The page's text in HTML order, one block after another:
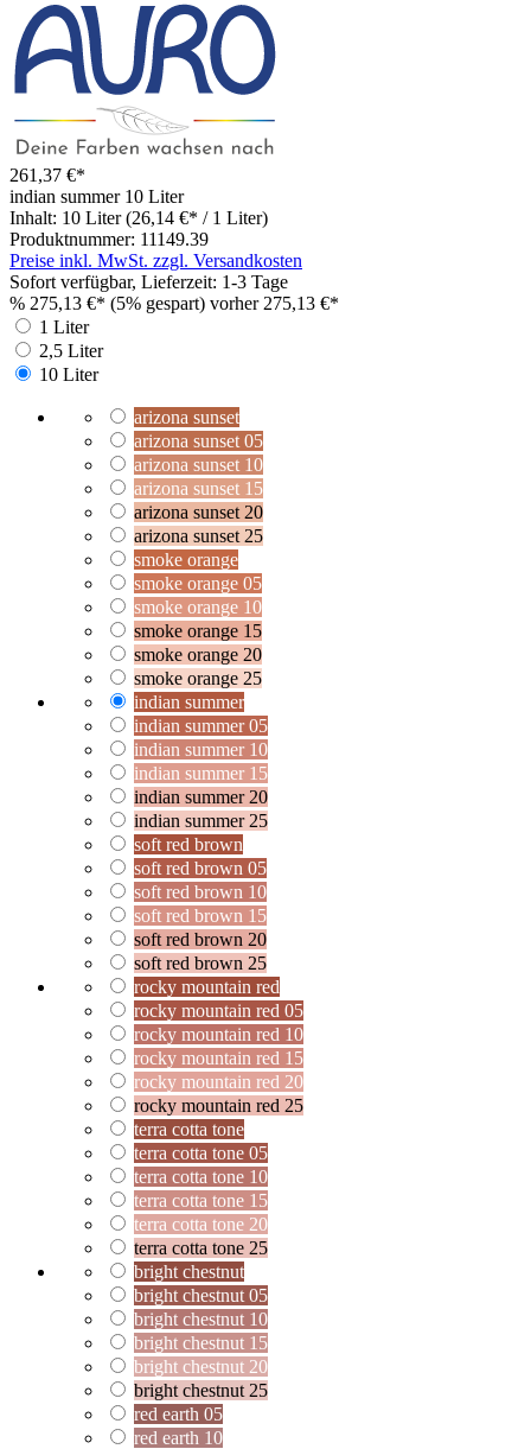
261,37 €*
indian summer 10 Liter
Inhalt: 10 Liter (26,14 €* / 1 Liter)
Produktnummer: 11149.39
Preise inkl. MwSt. zzgl. Versandkosten
Sofort verfügbar, Lieferzeit: 1-3 Tage
% 275,13 €* (5% gespart) vorher 275,13 €*
1 Liter
2,5 Liter
10 Liter
arizona sunset
arizona sunset 05
arizona sunset 10
arizona sunset 15
arizona sunset 20
arizona sunset 25
smoke orange
smoke orange 05
smoke orange 10
smoke orange 15
smoke orange 20
smoke orange 25
indian summer
indian summer 05
indian summer 10
indian summer 15
indian summer 20
indian summer 25
soft red brown
soft red brown 05
soft red brown 10
soft red brown 15
soft red brown 20
soft red brown 25
rocky mountain red
rocky mountain red 05
rocky mountain red 10
rocky mountain red 15
rocky mountain red 20
rocky mountain red 25
terra cotta tone
terra cotta tone 05
terra cotta tone 10
terra cotta tone 15
terra cotta tone 20
terra cotta tone 25
bright chestnut
bright chestnut 05
bright chestnut 10
bright chestnut 15
bright chestnut 20
bright chestnut 25
red earth 05
red earth 10